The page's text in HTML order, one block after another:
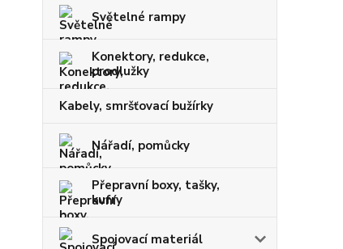
Světelné rampy
Konektory, redukce,
prodlužky
Kabely, smršťovací bužírky
Nářadí, pomůcky
Přepravní boxy, tašky,
kufry
Spojovací materiál